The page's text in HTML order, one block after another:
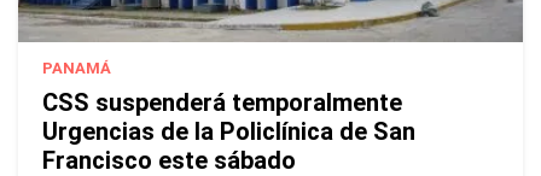
PANAMÁ
CSS suspenderá temporalmente
Urgencias de la Policlínica de San
Francisco este sábado